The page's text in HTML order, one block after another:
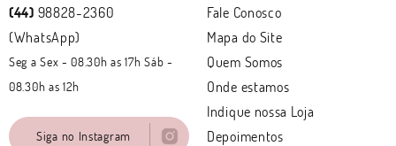
(44) 98828-2360
(WhatsApp)
Seg a Sex - 08.30h as 17h Sáb -
08.30h as 12h
Siga no Instagram
Fale Conosco
Mapa do Site
Quem Somos
Onde estamos
Indique nossa Loja
Depoimentos